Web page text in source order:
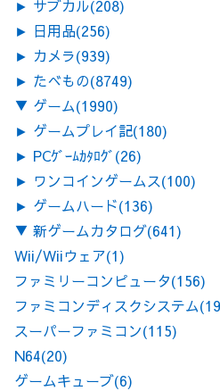
► サブカル(208)
► 日用品(256)
► カメラ(939)
► たべもの(8749)
▼ ゲーム(1990)
► ゲームプレイ記(180)
► PCｹﾞｰﾑｶﾀﾛｸﾞ(26)
► ワンコインゲームス(100)
► ゲームハード(136)
▼ 新ゲームカタログ(641)
Wii/Wiiウェア(1)
ファミリーコンピュータ(156)
ファミコンディスクシステム
スーパーファミコン(115)
N64(20)
ゲームキューブ(6)